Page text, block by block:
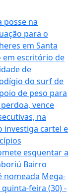
posse na
para o
em Santa
escritório de
de
do surf de
de peso para
vence
na
investiga cartel e
esquentar a
Bairro
nomeada Mega-
feira (30) -